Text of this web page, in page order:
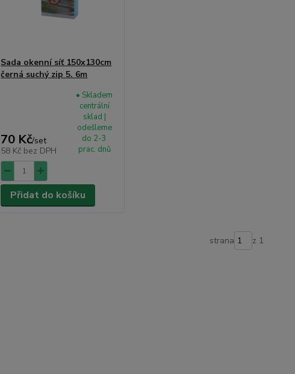
Sada okenní síť 150x130cm
černá suchý zip 5. 6m
70 Kč/set
58 Kč bez DPH
• Skladem
centrální
sklad |
odešleme
do 2-3
prac. dnů
Přidat do košíku
strana z 1